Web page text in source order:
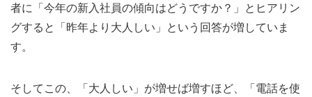
者に「今年の新入社員の傾向はどうですか？」とヒアリン
グすると「昨年より大人しい」という回答が増していま
す。
そしてこの、「大人しい」が増せば増すほど、「電話を使